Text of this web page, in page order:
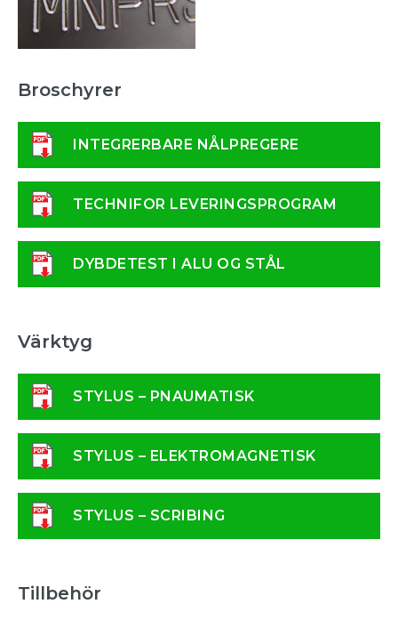
Broschyrer
INTEGRERBARE NÅLPREGERE
TECHNIFOR LEVERINGSPROGRAM
DYBDETEST I ALU OG STÅL
Värktyg
STYLUS – PNAUMATISK
STYLUS – ELEKTROMAGNETISK
STYLUS – SCRIBING
Tillbehör